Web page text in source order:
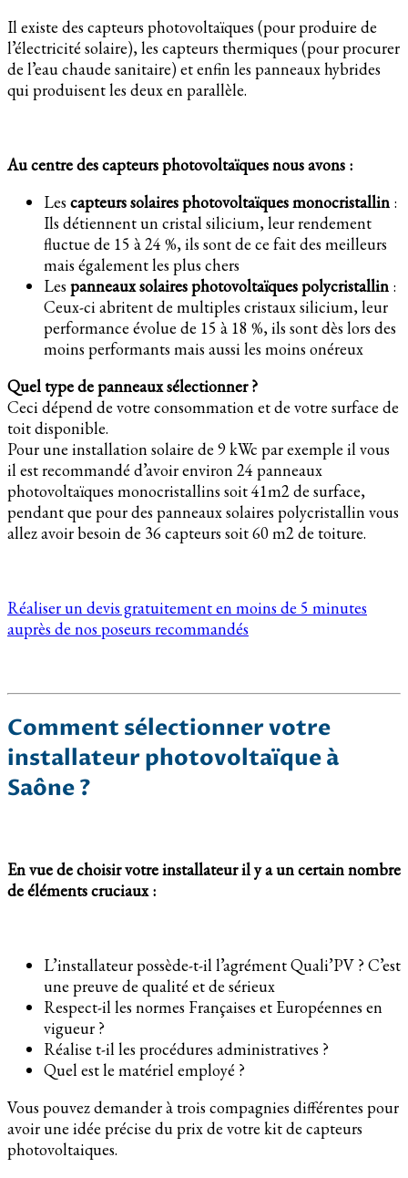
Il existe des capteurs photovoltaïques (pour produire de
l’électricité solaire), les capteurs thermiques (pour procurer
de l’eau chaude sanitaire) et enfin les panneaux hybrides
qui produisent les deux en parallèle.
Au centre des capteurs photovoltaïques nous avons :
Les capteurs solaires photovoltaïques monocristallin :
Ils détiennent un cristal silicium, leur rendement
fluctue de 15 à 24 %, ils sont de ce fait des meilleurs
mais également les plus chers
Les panneaux solaires photovoltaïques polycristallin :
Ceux-ci abritent de multiples cristaux silicium, leur
performance évolue de 15 à 18 %, ils sont dès lors des
moins performants mais aussi les moins onéreux
Quel type de panneaux sélectionner ?
Ceci dépend de votre consommation et de votre surface de
toit disponible.
Pour une installation solaire de 9 kWc par exemple il vous
il est recommandé d’avoir environ 24 panneaux
photovoltaïques monocristallins soit 41m2 de surface,
pendant que pour des panneaux solaires polycristallin vous
allez avoir besoin de 36 capteurs soit 60 m2 de toiture.
Réaliser un devis gratuitement en moins de 5 minutes
auprès de nos poseurs recommandés
Comment sélectionner votre
installateur photovoltaïque à
Saône ?
En vue de choisir votre installateur il y a un certain nombre
de éléments cruciaux :
L’installateur possède-t-il l’agrément Quali’PV ? C’est
une preuve de qualité et de sérieux
Respect-il les normes Françaises et Européennes en
vigueur ?
Réalise t-il les procédures administratives ?
Quel est le matériel employé ?
Vous pouvez demander à trois compagnies différentes pour
avoir une idée précise du prix de votre kit de capteurs
photovoltaiques.